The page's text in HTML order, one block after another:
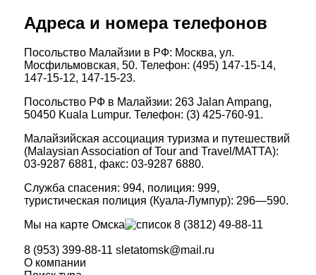
Адреса и номера телефонов
Посольство Малайзии в РФ: Москва, ул.
Мосфильмовская, 50. Телефон: (495) 147-15-14,
147-15-12, 147-15-23.
Посольство РФ в Малайзии: 263 Jalan Ampang,
50450 Kuala Lumpur. Телефон: (3) 425-760-91.
Малайзийская ассоциация туризма и путешествий
(Malaysian Association of Tour and Travel/MATTA):
03-9287 6881, факс: 03-9287 6880.
Служба спасения: 994, полиция: 999,
туристическая полиция (Куала-Лумпур): 296—590.
Мы на карте Омска
8 (3812) 49-88-11
8 (953) 399-88-11 sletatomsk@mail.ru
О компании